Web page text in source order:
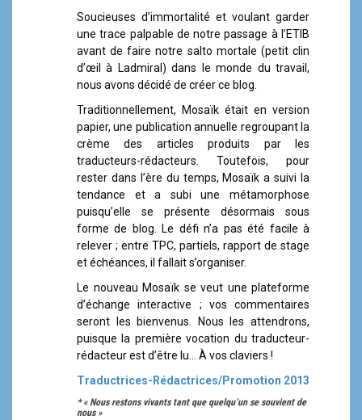
Soucieuses d’immortalité et voulant garder
une trace palpable de notre passage à l’ETIB
avant de faire notre salto mortale (petit clin
d’œil à Ladmiral) dans le monde du travail,
nous avons décidé de créer ce blog.
Traditionnellement, Mosaïk était en version
papier, une publication annuelle regroupant la
crème des articles produits par les
traducteurs-rédacteurs. Toutefois, pour
rester dans l’ère du temps, Mosaïk a suivi la
tendance et a subi une métamorphose
puisqu’elle se présente désormais sous
forme de blog. Le défi n’a pas été facile à
relever ; entre TPC, partiels, rapport de stage
et échéances, il fallait s’organiser.
Le nouveau Mosaïk se veut une plateforme
d’échange interactive ; vos commentaires
seront les bienvenus. Nous les attendrons,
puisque la première vocation du traducteur-
rédacteur est d’être lu… À vos claviers !
Traductrices-Rédactrices/Promotion 2013
* « Nous restons vivants tant que quelqu’un se souvient de
nous »